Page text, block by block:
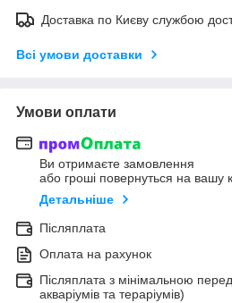
Доставка по Києву службою
Всі умови доставки
Умови оплати
Ви отримаєте замовлення
або гроші повернуться на вашу
Детальніше
Післяплата
Оплата на рахунок
Післяплата з мінімальною
акваріумів та тераріумів)